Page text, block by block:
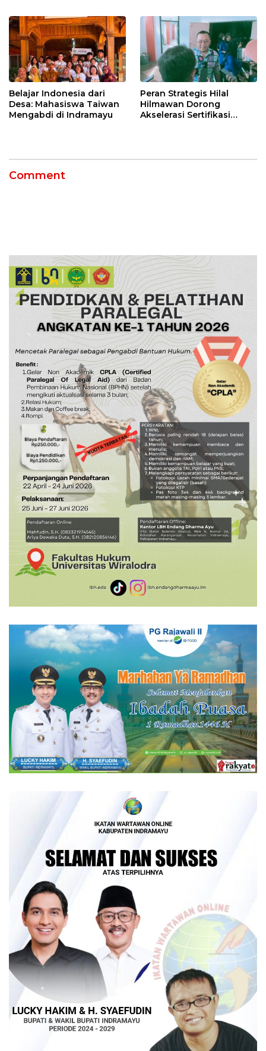
Belajar Indonesia dari
Desa: Mahasiswa Taiwan
Mengabdi di Indramayu
Peran Strategis Hilal
Hilmawan Dorong
Akselerasi Sertifikasi
Comment